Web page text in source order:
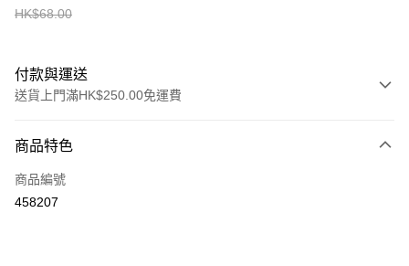
HK$68.00
付款與運送
送貨上門滿HK$250.00免運費
信用卡
Apple Pay
商品特色
商品編號
458207